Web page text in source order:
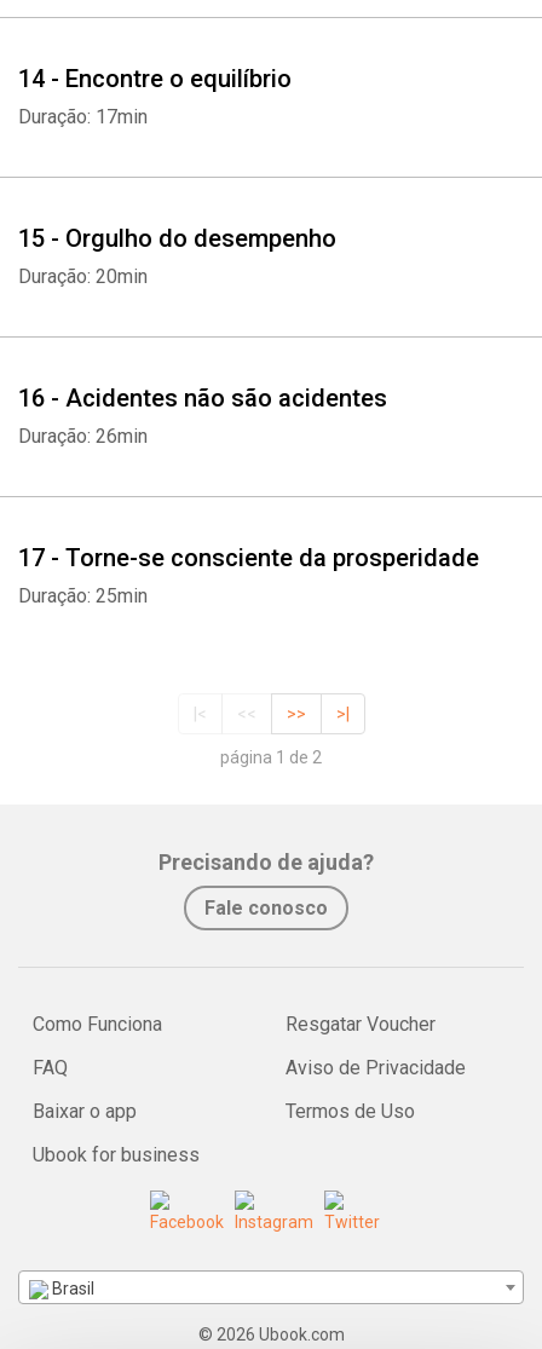
14 - Encontre o equilíbrio
Duração: 17min
15 - Orgulho do desempenho
Duração: 20min
16 - Acidentes não são acidentes
Duração: 26min
17 - Torne-se consciente da prosperidade
Duração: 25min
|< << >> >|
página 1 de 2
Precisando de ajuda?
Fale conosco
Como Funciona
FAQ
Baixar o app
Ubook for business
Resgatar Voucher
Aviso de Privacidade
Termos de Uso
Brasil
© 2026 Ubook.com